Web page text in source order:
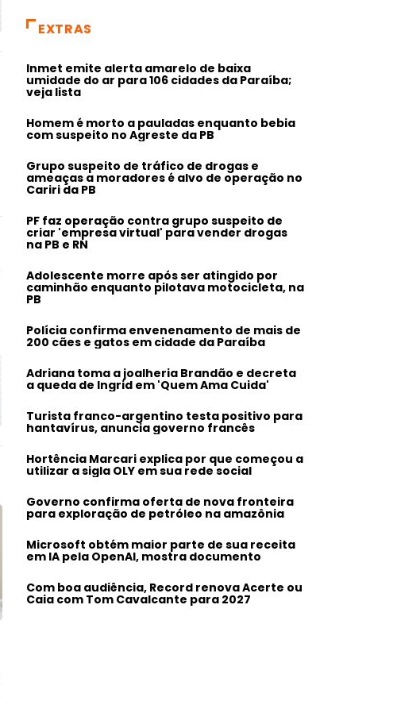
EXTRAS
Inmet emite alerta amarelo de baixa
umidade do ar para 106 cidades da Paraíba;
veja lista
Homem é morto a pauladas enquanto bebia
com suspeito no Agreste da PB
Grupo suspeito de tráfico de drogas e
ameaças a moradores é alvo de operação no
Cariri da PB
PF faz operação contra grupo suspeito de
criar 'empresa virtual' para vender drogas
na PB e RN
Adolescente morre após ser atingido por
caminhão enquanto pilotava motocicleta, na
PB
Polícia confirma envenenamento de mais de
200 cães e gatos em cidade da Paraíba
Adriana toma a joalheria Brandão e decreta
a queda de Ingrid em 'Quem Ama Cuida'
Turista franco-argentino testa positivo para
hantavírus, anuncia governo francês
Hortência Marcari explica por que começou a
utilizar a sigla OLY em sua rede social
Governo confirma oferta de nova fronteira
para exploração de petróleo na amazônia
Microsoft obtém maior parte de sua receita
em IA pela OpenAI, mostra documento
Com boa audiência, Record renova Acerte ou
Caia com Tom Cavalcante para 2027